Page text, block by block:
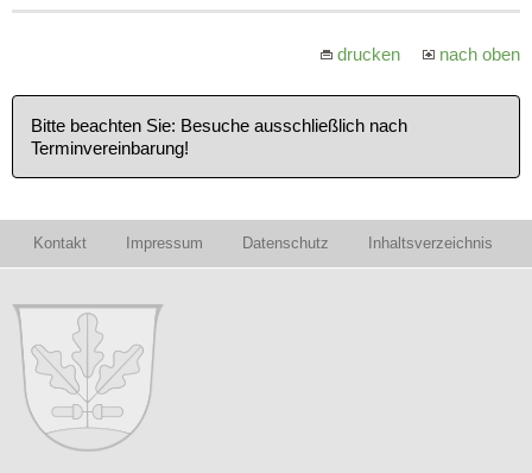
drucken nach oben
Bitte beachten Sie: Besuche ausschließlich nach
Terminvereinbarung!
Kontakt Impressum Datenschutz Inhaltsverzeichnis